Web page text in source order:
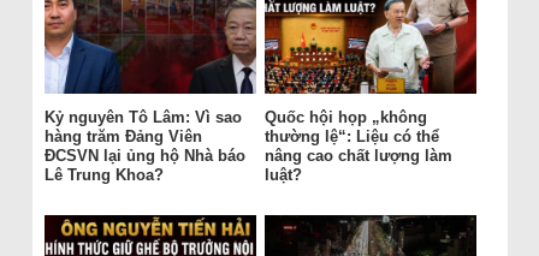
Kỷ nguyên Tô Lâm: Vì sao
hàng trăm Đảng Viên
ĐCSVN lại ủng hộ Nhà báo
Lê Trung Khoa?
Quốc hội họp „không
thường lệ“: Liệu có thể
nâng cao chất lượng làm
luật?